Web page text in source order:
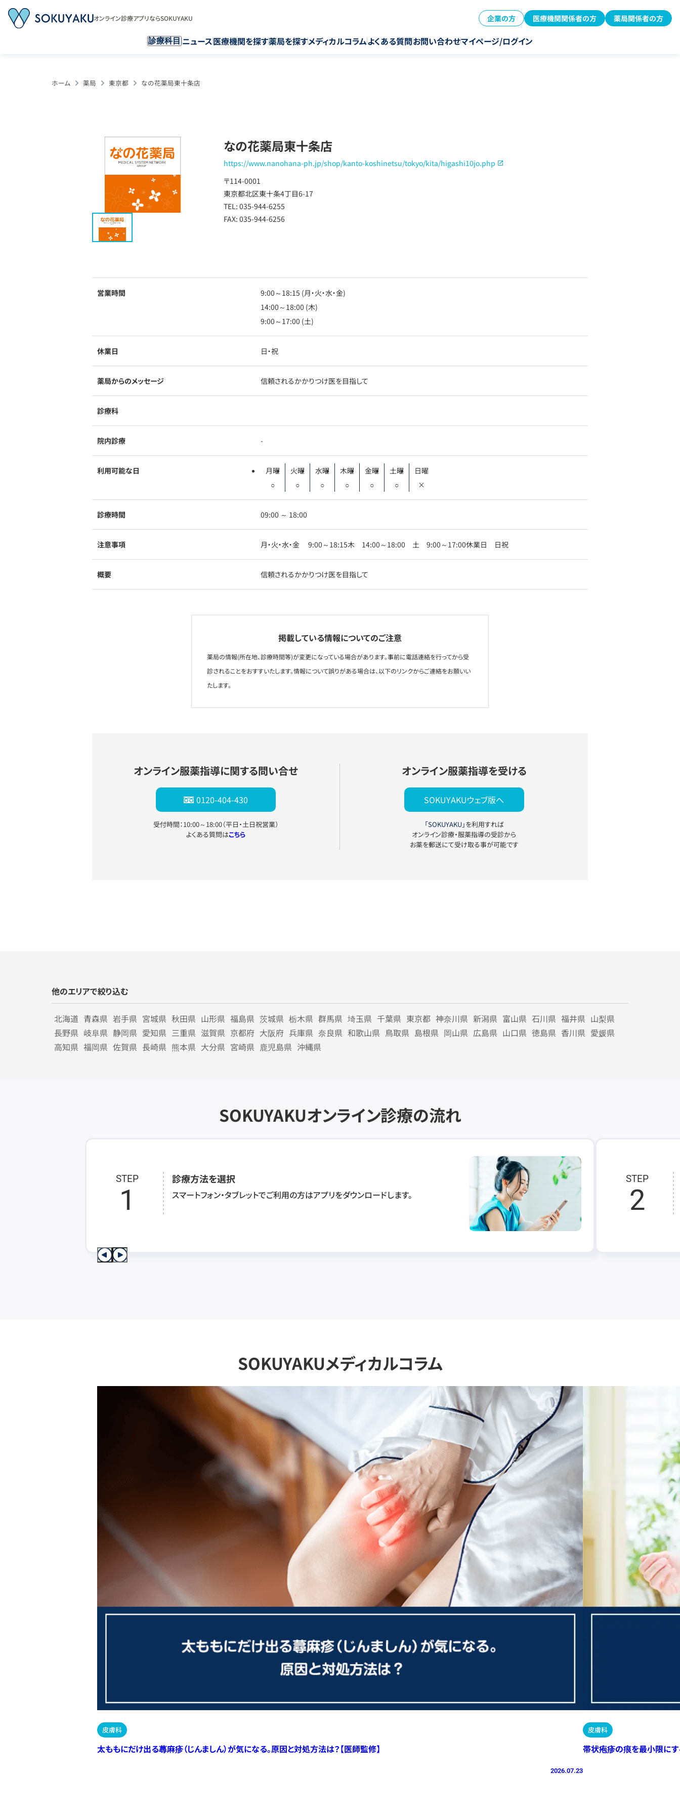
オンライン診療アプリならSOKUYAKU 企業の方 医療機関関係者の方 薬局関係者の方
診療科目 ニュース医療機関を探す薬局を探すメディカルコラムよくある質問お問い合わせマイページ/ログイン
ホーム 薬局 東京都 なの花薬局東十条店
なの花薬局東十条店
https://www.nanohana-ph.jp/shop/kanto-koshinetsu/tokyo/kita/higashi10jo.php
〒114-0001
東京都北区東十条4丁目6-17
TEL: 035-944-6255
FAX: 035-944-6256
営業時間
9:00～18:15 (月・火・水・金)
14:00～18:00 (木)
9:00～17:00 (土)
休業日 日・祝
薬局からのメッセージ 信頼されるかかりつけ医を目指して
診療科
院内診療 -
利用可能な日
月曜
○
火曜
○
水曜
○
木曜
○
金曜
○
土曜
○
日曜
×
診療時間 09:00 ～ 18:00
注意事項 月・火・水・金 9:00～18:15木 14:00～18:00 土 9:00～17:00休業日 日祝
概要 信頼されるかかりつけ医を目指して
掲載している情報についてのご注意
薬局の情報(所在地、診療時間等)が変更になっている場合があります。事前に電話連絡を行ってから受
診されることをおすすいたします。情報について誤りがある場合は、以下のリンクからご連絡をお願いい
たします。
オンライン服薬指導に関する問い合せ
0120-404-430
受付時間：10:00～18:00（平日・土日祝営業）
よくある質問はこちら
オンライン服薬指導を受ける
SOKUYAKUウェブ版へ
「SOKUYAKU」を利用すれば
オンライン診療・服薬指導の受診から
お薬を郵送にて受け取る事が可能です
他のエリアで絞り込む
北海道 青森県 岩手県 宮城県 秋田県 山形県 福島県 茨城県 栃木県 群馬県 埼玉県 千葉県 東京都 神奈川県 新潟県 富山県 石川県 福井県 山梨県
長野県 岐阜県 静岡県 愛知県 三重県 滋賀県 京都府 大阪府 兵庫県 奈良県 和歌山県 鳥取県 島根県 岡山県 広島県 山口県 徳島県 香川県 愛媛県
高知県 福岡県 佐賀県 長崎県 熊本県 大分県 宮崎県 鹿児島県 沖縄県
SOKUYAKUオンライン診療の流れ
STEP
1
診療方法を選択
スマートフォン・タブレットでご利用の方はアプリをダウンロードします。
STEP
2
SOKUYAKUメディカルコラム
皮膚科
太ももにだけ出る蕁麻疹（じんましん）が気になる。原因と対処方法は？【医師監修】
2026.07.23
皮膚科
帯状疱疹の痕を最小限にす